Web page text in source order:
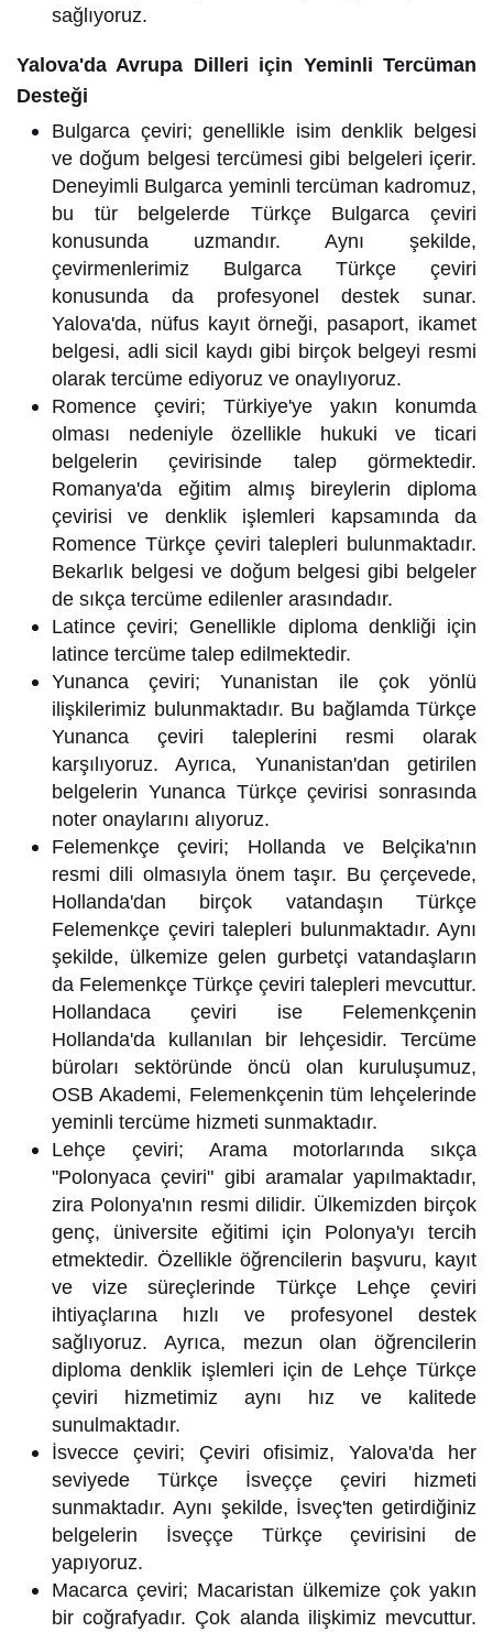
sağlıyoruz.
Yalova'da Avrupa Dilleri için Yeminli Tercüman
Desteği
Bulgarca çeviri; genellikle isim denklik belgesi
ve doğum belgesi tercümesi gibi belgeleri içerir.
Deneyimli Bulgarca yeminli tercüman kadromuz,
bu tür belgelerde Türkçe Bulgarca çeviri
konusunda uzmandır. Aynı şekilde,
çevirmenlerimiz Bulgarca Türkçe çeviri
konusunda da profesyonel destek sunar.
Yalova'da, nüfus kayıt örneği, pasaport, ikamet
belgesi, adli sicil kaydı gibi birçok belgeyi resmi
olarak tercüme ediyoruz ve onaylıyoruz.
Romence çeviri; Türkiye'ye yakın konumda
olması nedeniyle özellikle hukuki ve ticari
belgelerin çevirisinde talep görmektedir.
Romanya'da eğitim almış bireylerin diploma
çevirisi ve denklik işlemleri kapsamında da
Romence Türkçe çeviri talepleri bulunmaktadır.
Bekarlık belgesi ve doğum belgesi gibi belgeler
de sıkça tercüme edilenler arasındadır.
Latince çeviri; Genellikle diploma denkliği için
latince tercüme talep edilmektedir.
Yunanca çeviri; Yunanistan ile çok yönlü
ilişkilerimiz bulunmaktadır. Bu bağlamda Türkçe
Yunanca çeviri taleplerini resmi olarak
karşılıyoruz. Ayrıca, Yunanistan'dan getirilen
belgelerin Yunanca Türkçe çevirisi sonrasında
noter onaylarını alıyoruz.
Felemenkçe çeviri; Hollanda ve Belçika'nın
resmi dili olmasıyla önem taşır. Bu çerçevede,
Hollanda'dan birçok vatandaşın Türkçe
Felemenkçe çeviri talepleri bulunmaktadır. Aynı
şekilde, ülkemize gelen gurbetçi vatandaşların
da Felemenkçe Türkçe çeviri talepleri mevcuttur.
Hollandaca çeviri ise Felemenkçenin
Hollanda'da kullanılan bir lehçesidir. Tercüme
büroları sektöründe öncü olan kuruluşumuz,
OSB Akademi, Felemenkçenin tüm lehçelerinde
yeminli tercüme hizmeti sunmaktadır.
Lehçe çeviri; Arama motorlarında sıkça
"Polonyaca çeviri" gibi aramalar yapılmaktadır,
zira Polonya'nın resmi dilidir. Ülkemizden birçok
genç, üniversite eğitimi için Polonya'yı tercih
etmektedir. Özellikle öğrencilerin başvuru, kayıt
ve vize süreçlerinde Türkçe Lehçe çeviri
ihtiyaçlarına hızlı ve profesyonel destek
sağlıyoruz. Ayrıca, mezun olan öğrencilerin
diploma denklik işlemleri için de Lehçe Türkçe
çeviri hizmetimiz aynı hız ve kalitede
sunulmaktadır.
İsvecce çeviri; Çeviri ofisimiz, Yalova'da her
seviyede Türkçe İsveççe çeviri hizmeti
sunmaktadır. Aynı şekilde, İsveç'ten getirdiğiniz
belgelerin İsveççe Türkçe çevirisini de
yapıyoruz.
Macarca çeviri; Macaristan ülkemize çok yakın
bir coğrafyadır. Çok alanda ilişkimiz mevcuttur.